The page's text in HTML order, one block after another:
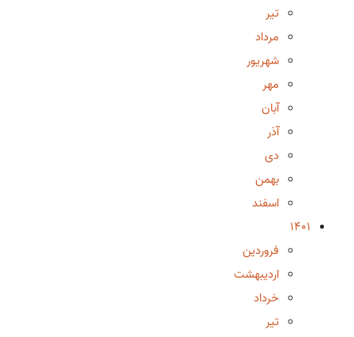
تیر
مرداد
شهریور
مهر
آبان
آذر
دی
بهمن
اسفند
1401
فروردین
اردیبهشت
خرداد
تیر